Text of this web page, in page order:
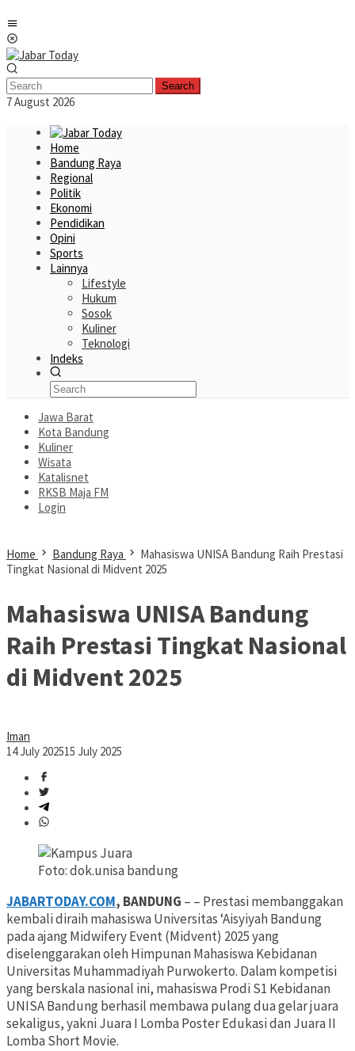
to
content
Search
7 August 2026
Home
Bandung Raya
Regional
Politik
Ekonomi
Pendidikan
Opini
Sports
Lainnya
Lifestyle
Hukum
Sosok
Kuliner
Teknologi
Indeks
Jawa Barat
Kota Bandung
Kuliner
Wisata
Katalisnet
RKSB Maja FM
Login
Home Bandung Raya
Mahasiswa UNISA Bandung Raih Prestasi
Tingkat Nasional di Midvent 2025
Mahasiswa UNISA Bandung
Raih Prestasi Tingkat Nasional
di Midvent 2025
Iman
14 July 202515 July 2025
Foto: dok.unisa bandung
JABARTODAY.COM, BANDUNG – – Prestasi membanggakan
kembali diraih mahasiswa Universitas ‘Aisyiyah Bandung
pada ajang Midwifery Event (Midvent) 2025 yang
diselenggarakan oleh Himpunan Mahasiswa Kebidanan
Universitas Muhammadiyah Purwokerto. Dalam kompetisi
yang berskala nasional ini, mahasiswa Prodi S1 Kebidanan
UNISA Bandung berhasil membawa pulang dua gelar juara
sekaligus, yakni Juara I Lomba Poster Edukasi dan Juara II
Lomba Short Movie.